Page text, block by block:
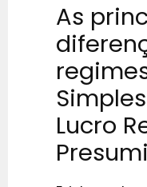
As
Lucro